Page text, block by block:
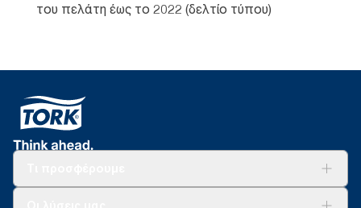
του πελάτη έως το 2022 (δελτίο τύπου)